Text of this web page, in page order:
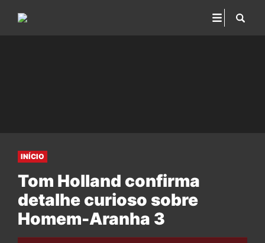
INÍCIO
Tom Holland confirma
detalhe curioso sobre
Homem-Aranha 3